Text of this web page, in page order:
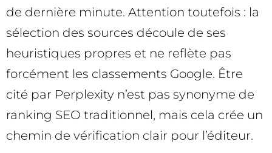
de dernière minute. Attention toutefois : la
sélection des sources découle de ses
heuristiques propres et ne reflète pas
forcément les classements Google. Être
cité par Perplexity n’est pas synonyme de
ranking SEO traditionnel, mais cela crée un
chemin de vérification clair pour l’éditeur.